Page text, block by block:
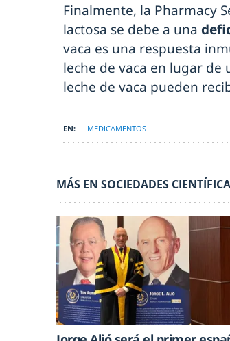
Finalmente, la Pharmacy
lactosa se debe a una
vaca es una respuesta
leche de vaca en lugar de
leche de vaca pueden
MEDICAMENTOS
MÁS EN SOCIEDADES